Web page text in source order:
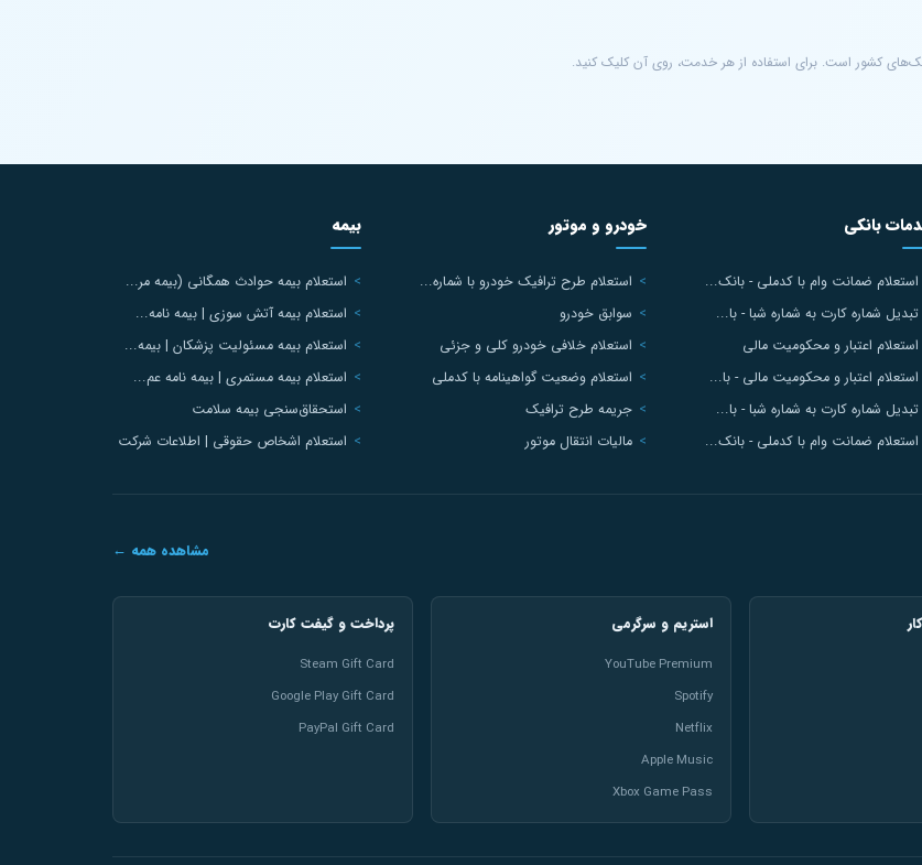
کشور است. برای استفاده از هر خدمت، روی آن کلیک کنید.
بانکی
استعلام ضمانت وام با کدملی - بانک...
تبدیل شماره کارت به شماره شبا - با...
استعلام اعتبار و محکومیت مالی
استعلام اعتبار و محکومیت مالی - با...
تبدیل شماره کارت به شماره شبا - با...
استعلام ضمانت وام با کدملی - بانک...
خودرو و موتور
استعلام طرح ترافیک خودرو با شماره...
سوابق خودرو
استعلام خلافی خودرو کلی و جزئی
استعلام وضعیت گواهینامه با کدملی
جریمه طرح ترافیک
مالیات انتقال موتور
بیمه
استعلام بیمه حوادث همگانی (بیمه مر...
استعلام بیمه آتش سوزی | بیمه نامه...
استعلام بیمه مسئولیت پزشکان | بیمه...
استعلام بیمه مستمری | بیمه نامه عم...
استحقاق‌سنجی بیمه سلامت
استعلام اشخاص حقوقی | اطلاعات شرکت
مشاهده همه ←
استریم و سرگرمی
YouTube Premium
Spotify
Netflix
Apple Music
Xbox Game Pass
پرداخت و گیفت کارت
Steam Gift Card
Google Play Gift Card
PayPal Gift Card